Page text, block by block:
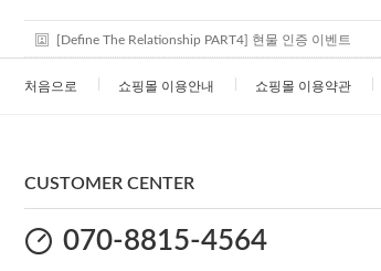
[Define The Relationship PART4] 현물 인증 이벤트
처음으로 쇼핑몰 이용안내 쇼핑몰 이용약관
CUSTOMER CENTER
070-8815-4564